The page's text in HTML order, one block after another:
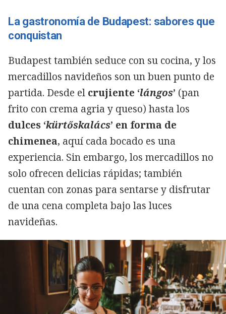
La gastronomía de Budapest: sabores que
conquistan
Budapest también seduce con su cocina, y los
mercadillos navideños son un buen punto de
partida. Desde el crujiente ‘lángos’ (pan
frito con crema agria y queso) hasta los
dulces ‘kürtőskalács’ en forma de
chimenea, aquí cada bocado es una
experiencia. Sin embargo, los mercadillos no
solo ofrecen delicias rápidas; también
cuentan con zonas para sentarse y disfrutar
de una cena completa bajo las luces
navideñas.